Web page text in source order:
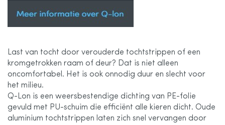
Last van tocht door verouderde tochtstrippen of een
kromgetrokken raam of deur? Dat is niet alleen
oncomfortabel. Het is ook onnodig duur en slecht voor
het milieu.
Q-Lon is een weersbestendige dichting van PE-folie
gevuld met PU-schuim die efficiënt alle kieren dicht. Oude
aluminium tochtstrippen laten zich snel vervangen door